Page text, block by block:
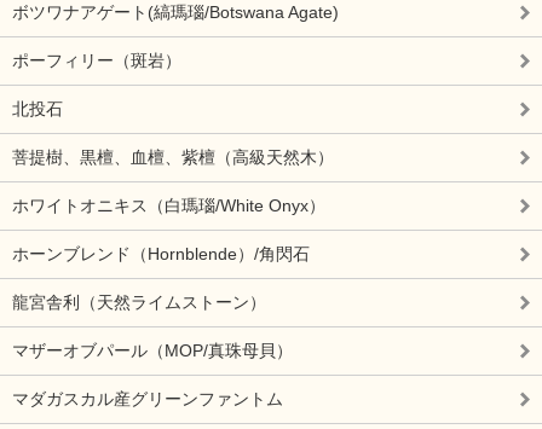
ボツワナアゲート(縞瑪瑙/Botswana Agate)
ポーフィリー（斑岩）
北投石
菩提樹、黒檀、血檀、紫檀（高級天然木）
ホワイトオニキス（白瑪瑙/White Onyx）
ホーンブレンド（Hornblende）/角閃石
龍宮舎利（天然ライムストーン）
マザーオブパール（MOP/真珠母貝）
マダガスカル産グリーンファントム